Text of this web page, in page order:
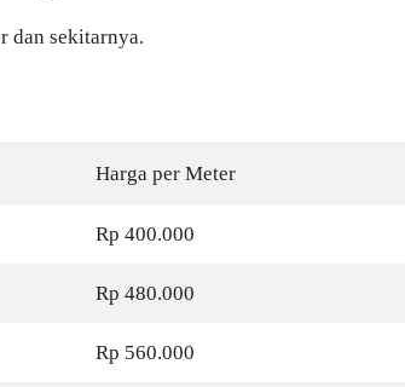
dan sekitarnya.
Harga per Meter
Rp 400.000
Rp 480.000
Rp 560.000